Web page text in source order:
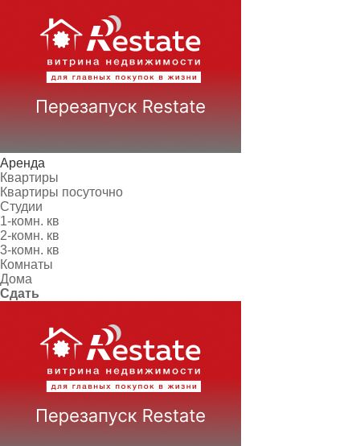
Аренда
Квартиры
Квартиры посуточно
Студии
1-комн. кв
2-комн. кв
3-комн. кв
Комнаты
Дома
Сдать